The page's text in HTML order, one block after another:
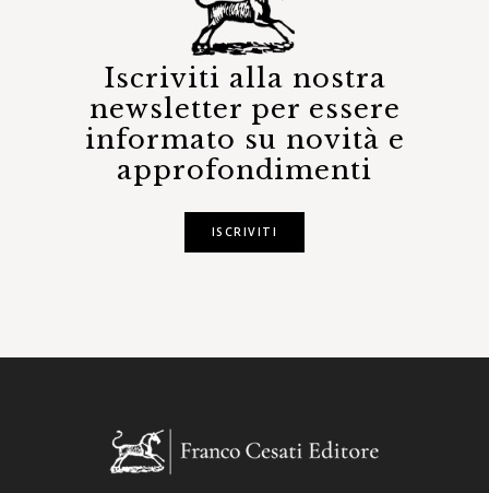
Iscriviti alla nostra
newsletter per essere
informato su novità e
approfondimenti
ISCRIVITI